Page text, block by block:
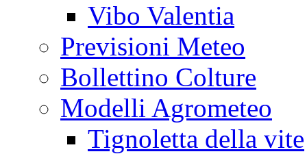
Vibo Valentia
Previsioni Meteo
Bollettino Colture
Modelli Agrometeo
Tignoletta della vite